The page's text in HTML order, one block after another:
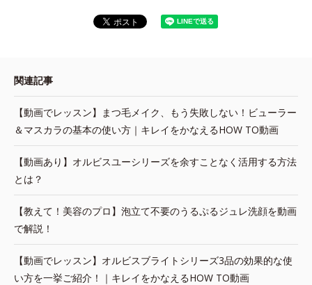
関連記事
【動画でレッスン】まつ毛メイク、もう失敗しない！ビューラー
＆マスカラの基本の使い方｜キレイをかなえるHOW TO動画
【動画あり】オルビスユーシリーズを余すことなく活用する方法
とは？
【教えて！美容のプロ】泡立て不要のうるぷるジュレ洗顔を動画
で解説！
【動画でレッスン】オルビスブライトシリーズ3品の効果的な使
い方を一挙ご紹介！｜キレイをかなえるHOW TO動画